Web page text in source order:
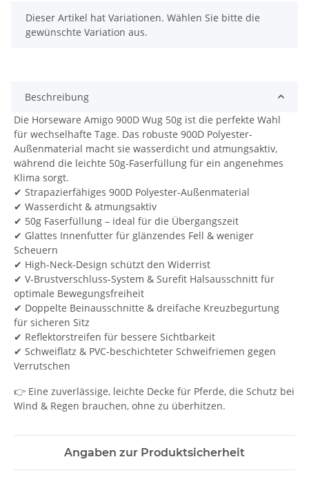
x
Dieser Artikel hat Variationen. Wählen Sie bitte die
gewünschte Variation aus.
Beschreibung
Die Horseware Amigo 900D Wug 50g ist die perfekte Wahl
für wechselhafte Tage. Das robuste 900D Polyester-
Außenmaterial macht sie wasserdicht und atmungsaktiv,
während die leichte 50g-Faserfüllung für ein angenehmes
Klima sorgt.
✔ Strapazierfähiges 900D Polyester-Außenmaterial
✔ Wasserdicht & atmungsaktiv
✔ 50g Faserfüllung – ideal für die Übergangszeit
✔ Glattes Innenfutter für glänzendes Fell & weniger
Scheuern
✔ High-Neck-Design schützt den Widerrist
✔ V-Brustverschluss-System & Surefit Halsausschnitt für
optimale Bewegungsfreiheit
✔ Doppelte Beinausschnitte & dreifache Kreuzbegurtung
für sicheren Sitz
✔ Reflektorstreifen für bessere Sichtbarkeit
✔ Schweiflatz & PVC-beschichteter Schweifriemen gegen
Verrutschen
👉 Eine zuverlässige, leichte Decke für Pferde, die Schutz bei
Wind & Regen brauchen, ohne zu überhitzen.
Angaben zur Produktsicherheit